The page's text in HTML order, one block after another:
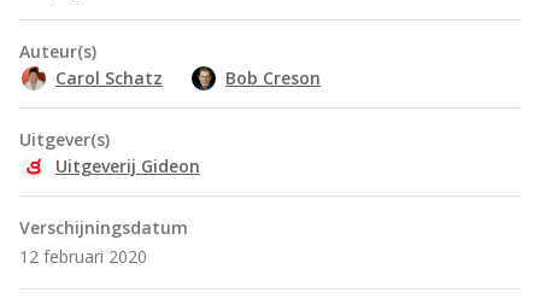
Auteur(s)
Carol Schatz
Bob Creson
Uitgever(s)
Uitgeverij Gideon
Verschijningsdatum
12 februari 2020